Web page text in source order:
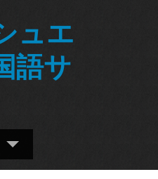
ュエ
語サ